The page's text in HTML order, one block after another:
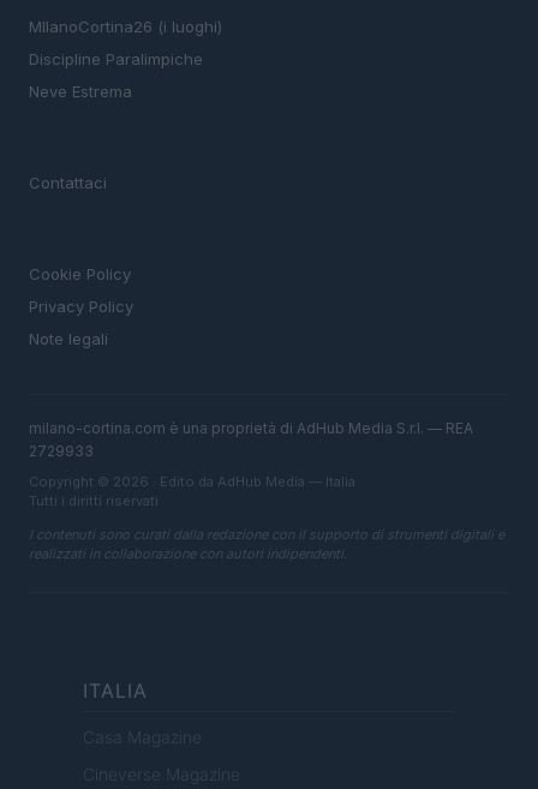
MIlanoCortina26 (i luoghi)
Discipline Paralimpiche
Neve Estrema
Contattaci
Cookie Policy
Privacy Policy
Note legali
milano-cortina.com è una proprietà di AdHub Media S.r.l. — REA
2729933
Copyright © 2026 · Edito da AdHub Media — Italia
Tutti i diritti riservati
I contenuti sono curati dalla redazione con il supporto di strumenti digitali e
realizzati in collaborazione con autori indipendenti.
ITALIA
Casa Magazine
Cineverse Magazine